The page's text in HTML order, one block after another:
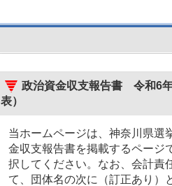
政治資金収支報告書 令和6
表）
当ホームページは、神奈川県選
金収支報告書を掲載するページ
択してください。なお、会計責
て、団体名の次に（訂正あり）